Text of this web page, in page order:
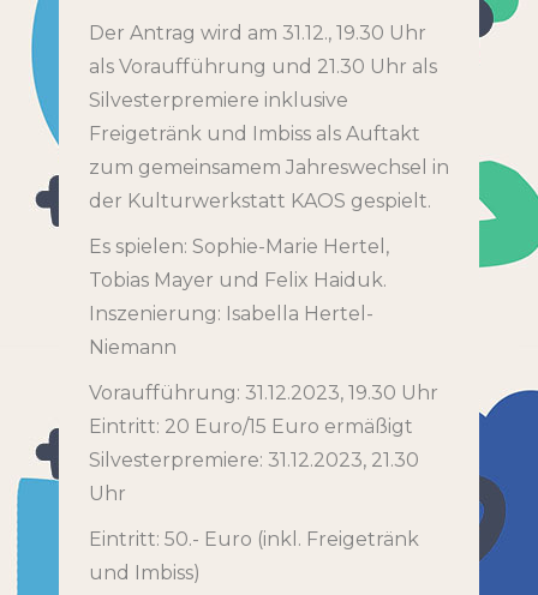
Der Antrag wird am 31.12., 19.30 Uhr
als Voraufführung und 21.30 Uhr als
Silvesterpremiere inklusive
Freigetränk und Imbiss als Auftakt
zum gemeinsamem Jahreswechsel in
der Kulturwerkstatt KAOS gespielt.
Es spielen: Sophie-Marie Hertel,
Tobias Mayer und Felix Haiduk.
Inszenierung: Isabella Hertel-
Niemann
Voraufführung: 31.12.2023, 19.30 Uhr
Eintritt: 20 Euro/15 Euro ermäßigt
Silvesterpremiere: 31.12.2023, 21.30
Uhr
Eintritt: 50.- Euro (inkl. Freigetränk
und Imbiss)